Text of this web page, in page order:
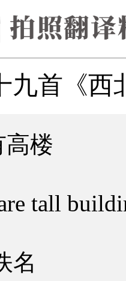
九首《西
高楼
tall
名